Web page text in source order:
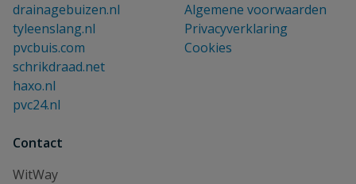
drainagebuizen.nl
tyleenslang.nl
pvcbuis.com
schrikdraad.net
haxo.nl
pvc24.nl
Algemene voorwaarden
Privacyverklaring
Cookies
Contact
WitWay